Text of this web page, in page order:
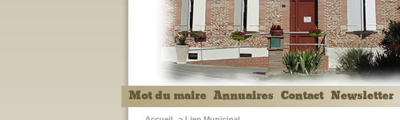
Mot du maire Annuaires Contact Newsletter